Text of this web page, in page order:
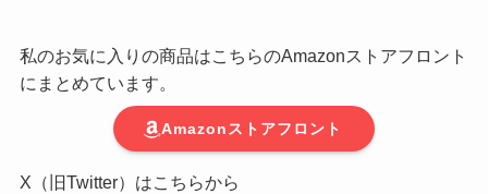
私のお気に入りの商品はこちらのAmazonストアフロント
にまとめています。
Amazonストアフロント
X（旧Twitter）はこちらから